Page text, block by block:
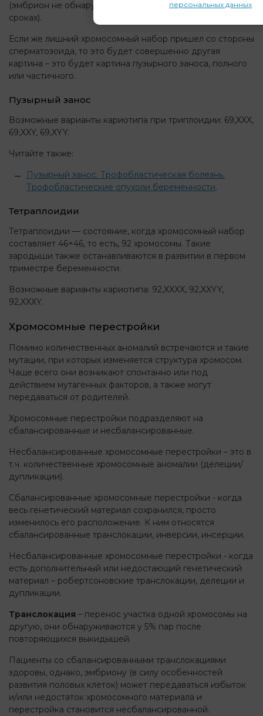
(эмбрион не обнаруживается, или погибает на малых
сроках).
Если же лишний хромосомный набор пришел со стороны
сперматозоида, то это будет совершенно другая
картина – это будет картина пузырного заноса, полного
или частичного.
Пузырный занос
Возможные варианты кариотипа при триплоидии: 69,XXX,
69,XXY, 69,XYY.
Читайте также:
Пузырный занос. Трофобластическая болезнь.
Трофобластические опухоли беременности.
Тетраплоидии
Тетраплоидии — состояние, когда хромосомный набор
составляет 46+46, то есть, 92 хромосомы. Такие
зародыши также останавливаются в развитии в первом
триместре беременности.
Возможные варианты кариотипа: 92,XXXX, 92,XXYY,
92,XXXY.
Хромосомные перестройки
Помимо количественных аномалий встречаются и такие
мутации, при которых изменяется структура хромосом.
Чаще всего они возникают спонтанно или под
действием мутагенных факторов, а также могут
передаваться от родителей.
Хромосомные перестройки подразделяют на
сбалансированные и несбалансированные.
Несбалансированные хромосомные перестройки – это в
т.ч. количественные хромосомные аномалии (делеции/
дупликации).
Сбалансированные хромосомные перестройки - когда
весь генетический материал сохранился, просто
изменилось его расположение. К ним относятся
сбалансированные транслокации, инверсии, инсерции.
Несбалансированные хромосомные перестройки - когда
есть дополнительный или недостающий генетический
материал – робертсоновские транслокации, делеции и
дупликации.
Транслокация – перенос участка одной хромосомы на
другую, они обнаруживаются у 5% пар после
повторяющихся выкидышей.
Пациенты со сбалансированными транслокациями
здоровы, однако, эмбриону (в силу особенностей
развития половых клеток) может передаваться избыток
и/или недостаток хромосомного материала и
перестройка становится несбалансированной.
персональных данных